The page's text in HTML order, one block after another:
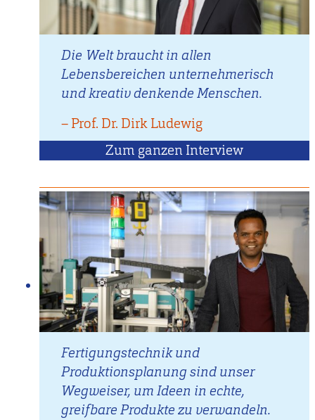
Die Welt braucht in allen
Lebensbereichen unternehmerisch
und kreativ denkende Menschen.
– Zitat
von
Prof. Dr. Dirk Ludewig
Zum ganzen Interview
Dr.
Dirk
Ludewig
Fertigungstechnik und
Produktionsplanung sind unser
Wegweiser, um Ideen in echte,
greifbare Produkte zu verwandeln.